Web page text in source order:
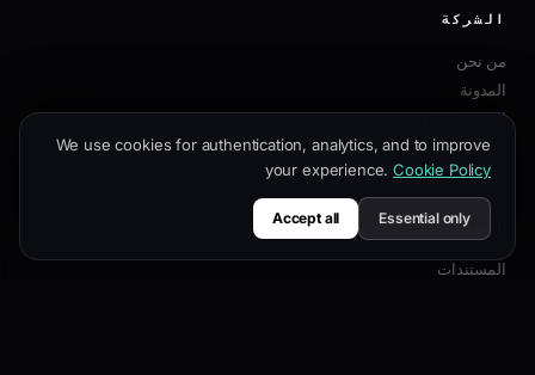
الشركة
من نحن
المدونة
البرنامج التابع
اتصل بنا
الموارد
المستندات
We use cookies for authentication, analytics, and to improve
your experience. Cookie Policy
Essential only
Accept all